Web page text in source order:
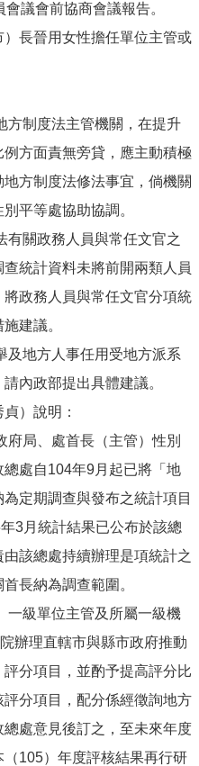
議會前協商會議報告。
長晉用女性擔任單位主管或
方制度法主管機關，在提升
方面責無旁貸，應主動積極
方制度法修法事宜，倘機關
平等處協助協調。
有關政務人員與常任文官之
統計資料未將前開兩類人員
政務人員與常任文官分項統
建議。
及地方人事任用受地方派系
內政部提出具體建議。
）說明：
局、處首長（主管）性別
處自104年9月起已將「地
定期調查與發布之統計項目
3月統計結果已公布於該總
該總處持續辦理是項統計之
長納為調查範圍。
一級單位主管及所屬一級機
辦理直轄市與縣市政府推動
分項目，並酌予提高評分比
分項目，配分係經徵詢地方
處意見後訂之，至未來年度
105）年度評核結果再行研